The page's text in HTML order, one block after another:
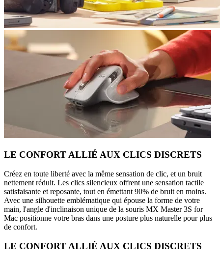
LE CONFORT ALLIÉ AUX CLICS DISCRETS
Créez en toute liberté avec la même sensation de clic, et un bruit
nettement réduit. Les clics silencieux offrent une sensation tactile
satisfaisante et reposante, tout en émettant 90% de bruit en moins.
Avec une silhouette emblématique qui épouse la forme de votre
main, l'angle d'inclinaison unique de la souris MX Master 3S for
Mac positionne votre bras dans une posture plus naturelle pour plus
de confort.
LE CONFORT ALLIÉ AUX CLICS DISCRETS